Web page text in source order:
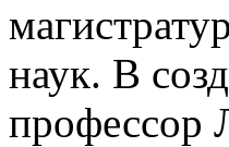
наук. В
профессор